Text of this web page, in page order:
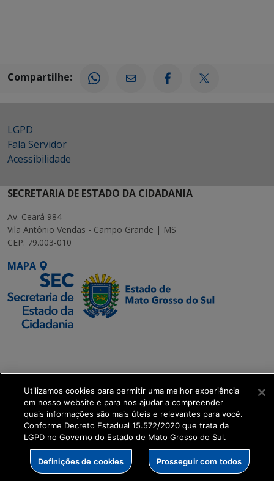
Compartilhe:
LGPD
Fala Servidor
Acessibilidade
SECRETARIA DE ESTADO DA CIDADANIA
Av. Ceará 984
Vila Antônio Vendas - Campo Grande | MS
CEP: 79.003-010
MAPA
Transformação Digital
get_footer();
Utilizamos cookies para permitir uma melhor experiência
em nosso website e para nos ajudar a compreender
quais informações são mais úteis e relevantes para você.
Conforme Decreto Estadual 15.572/2020 que trata da
LGPD no Governo do Estado de Mato Grosso do Sul.
Definições de cookies Prosseguir com todos